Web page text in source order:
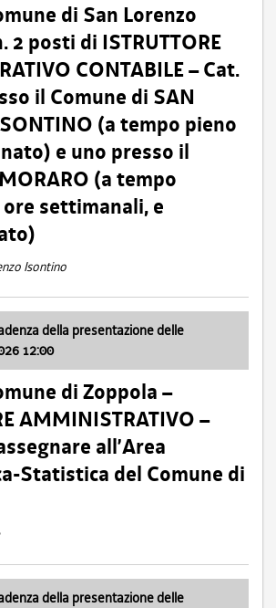
di San Lorenzo
2 posti di ISTRUTTORE
CONTABILE – Cat.
il Comune di SAN
(a tempo pieno
e uno presso il
(a tempo
settimanali, e
Isontino
della presentazione delle
12:00
di Zoppola –
AMMINISTRATIVO –
all’Area
Statistica del Comune di
della presentazione delle